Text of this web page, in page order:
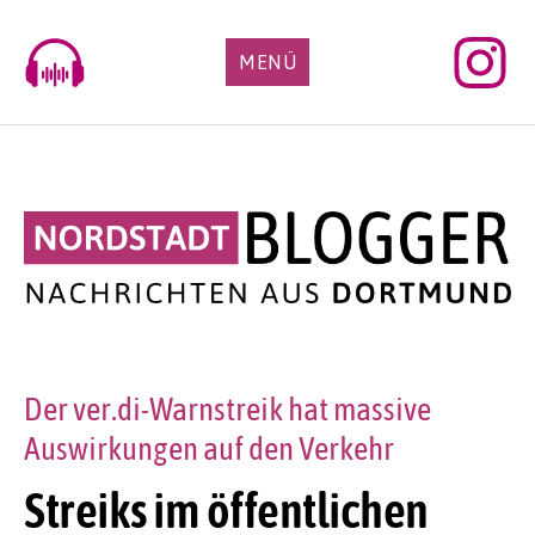
content
MENÜ
Streiks im öffentlichen
Der ver.di-Warnstreik hat massive
Auswirkungen auf den Verkehr